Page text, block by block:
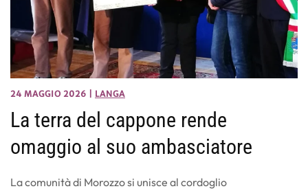
24 MAGGIO 2026 LANGA
La terra del cappone rende
omaggio al suo ambasciatore
La comunità di Morozzo si unisce al cordoglio